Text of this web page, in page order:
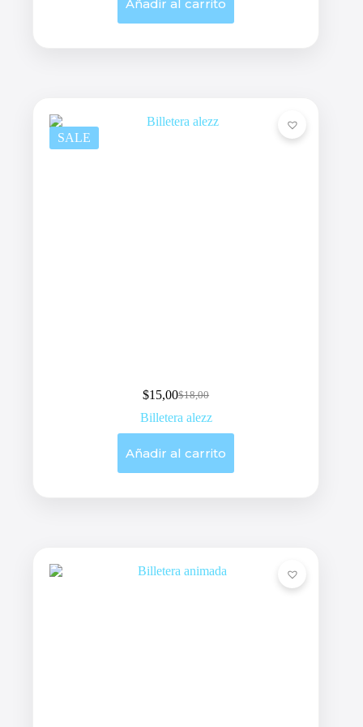
Añadir al carrito
SALE
$18,00
Original
price
was:
$15,00Current
price
is:
Billetera alezz
Añadir al carrito